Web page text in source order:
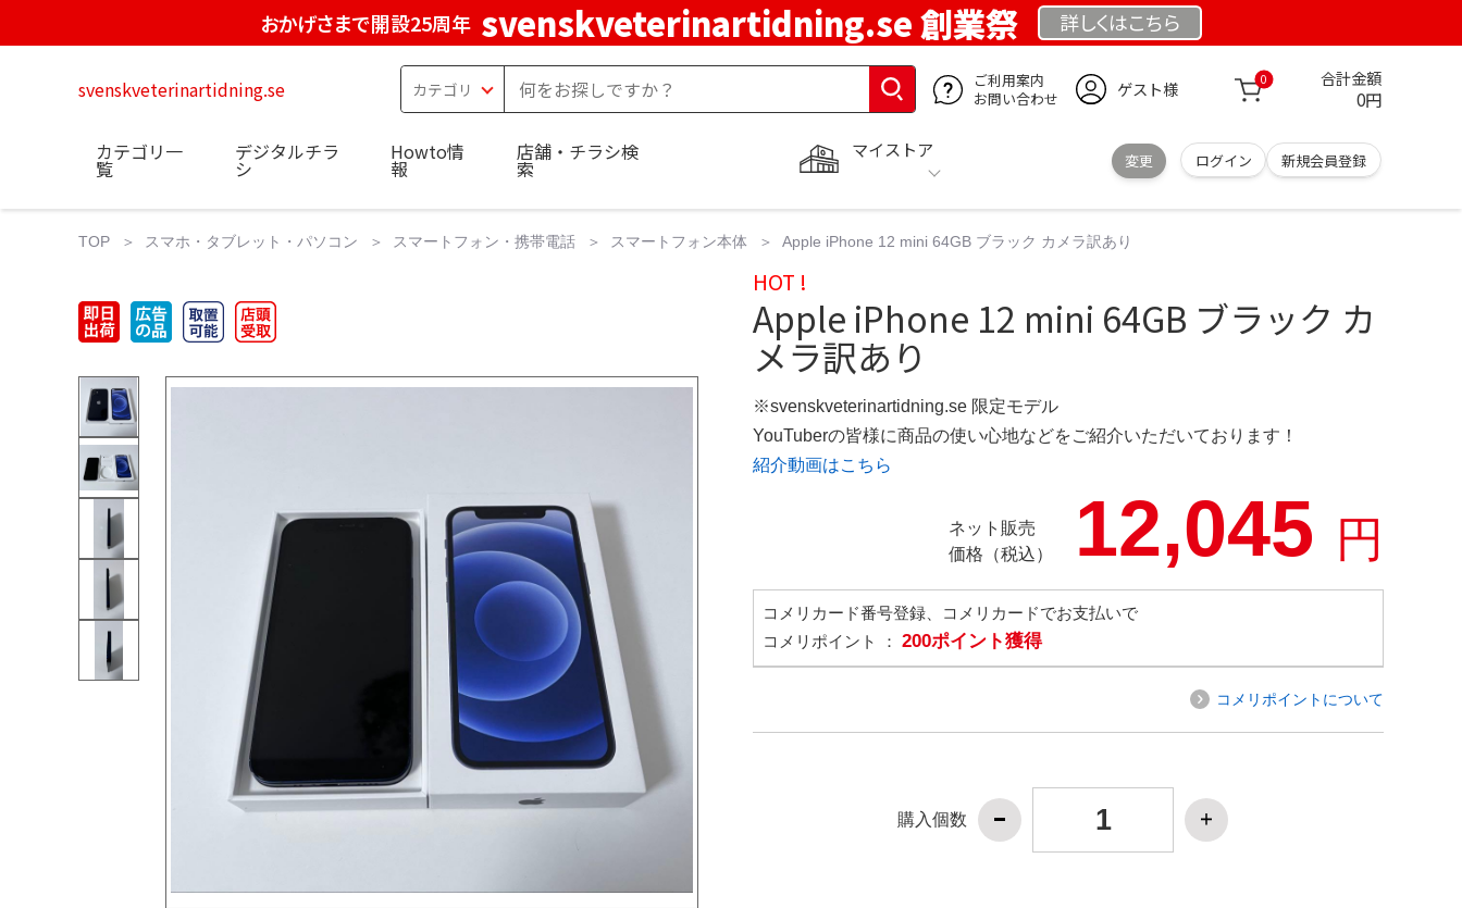
おかげさまで開設25周年 svenskveterinartidning.se 創業祭 詳しくはこちら
svenskveterinartidning.se
ご利用案内
お問い合わせ
ゲスト様 0 合計金額
0円
マイストア
変更 ログイン 新規会員登録
カテゴリ一
覧
デジタルチラ
シ
Howto情
報
店舗・チラシ検
索
TOP スマホ・タブレット・パソコン スマートフォン・携帯電話 スマートフォン本体 Apple iPhone 12 mini 64GB ブラック カメラ訳あり
HOT !
Apple iPhone 12 mini 64GB ブラック カ
メラ訳あり
※svenskveterinartidning.se 限定モデル
YouTuberの皆様に商品の使い心地などをご紹介いただいております！
紹介動画はこちら
ネット販売
価格（税込）
12,045 円
コメリカード番号登録、コメリカードでお支払いで
コメリポイント ： 200ポイント獲得
コメリポイントについて
購入個数